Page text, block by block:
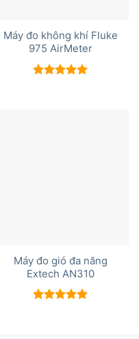
Máy đo không khí Fluke
975 AirMeter
Máy đo gió đa năng
Extech AN310